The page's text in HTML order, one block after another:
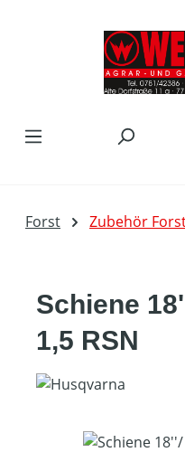
Forst Zubehör
Schiene
1,5 RSN
Bildergalerie